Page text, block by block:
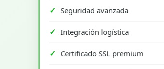
Seguridad avanzada
Integración logística
Certificado SSL premium